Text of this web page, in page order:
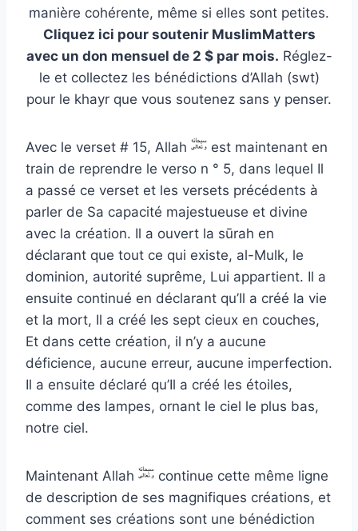
manière cohérente, même si elles sont petites.
Cliquez ici pour soutenir MuslimMatters
avec un don mensuel de 2 $ par mois. Réglez-
le et collectez les bénédictions d’Allah (swt)
pour le khayr que vous soutenez sans y penser.
Avec le verset # 15, Allah
est maintenant en
train de reprendre le verso n ° 5, dans lequel Il
a passé ce verset et les versets précédents à
parler de Sa capacité majestueuse et divine
avec la création. Il a ouvert la sūrah en
déclarant que tout ce qui existe, al-Mulk, le
dominion, autorité suprême, Lui appartient. Il a
ensuite continué en déclarant qu’Il a créé la vie
et la mort, Il a créé les sept cieux en couches,
Et dans cette création, il n’y a aucune
déficience, aucune erreur, aucune imperfection.
Il a ensuite déclaré qu’Il a créé les étoiles,
comme des lampes, ornant le ciel le plus bas,
notre ciel.
Maintenant Allah
continue cette même ligne
de description de ses magnifiques créations, et
comment ses créations sont une bénédiction